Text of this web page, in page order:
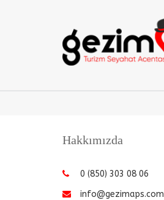
Hakkımızda
0 (850) 303 08 06
info@gezimaps.com